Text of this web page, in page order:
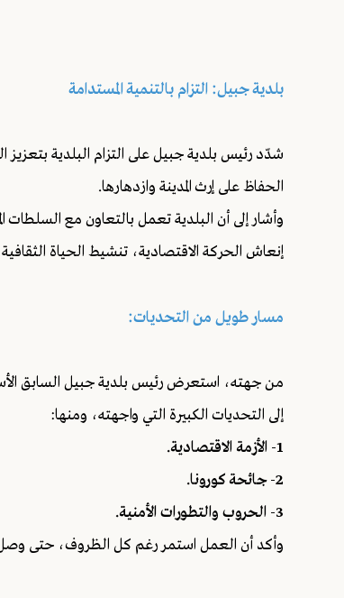
بلدية جبيل: التزام بالتنمية المستدامة
شدّد رئيس بلدية جبيل على التزام البلدية
الحفاظ على إرث المدينة وازدهارها.
وأشار إلى أن البلدية تعمل بالتعاون مع السلطات
إنعاش الحركة الاقتصادية، تنشيط الحياة
مسار طويل من التحديات:
إلى التحديات الكبيرة التي واجهته، ومنها:
1- الأزمة الاقتصادية.
2- جائحة كورونا.
3- الحروب والتطورات الأمنية.
وأكد أن العمل استمر رغم كل الظروف، حتى وصل